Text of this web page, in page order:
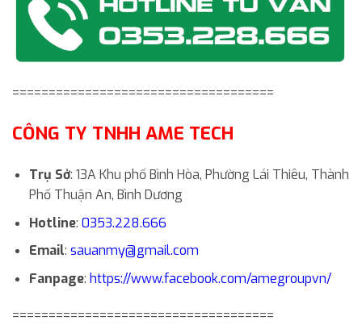
====================================
CÔNG TY TNHH AME TECH
Trụ Sở: 13A Khu phố Bình Hòa, Phường Lái Thiêu, Thành
Phố Thuận An, Bình Dương
Hotline: 0353.228.666
Email: sauanmy@gmail.com
Fanpage: https://www.facebook.com/amegroupvn/
====================================